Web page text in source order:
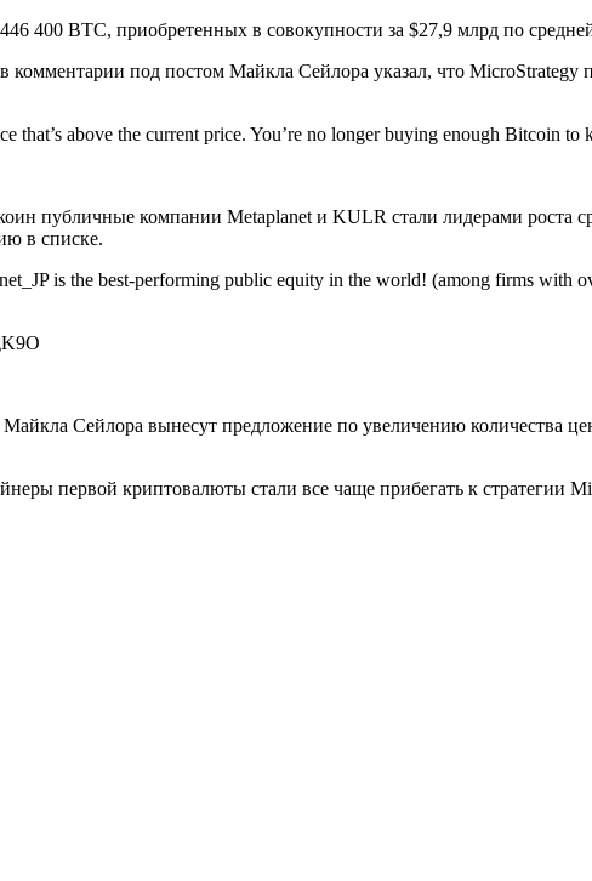
400 BTC, приобретенных в совокупности за $27,9 млрд по
под постом Майкла Сейлора указал, что MicroStrategy
that’s above the current price. You’re no longer buying enough Bitcoin to
публичные компании Metaplanet и KULR стали лидерами роста
в списке.
is the best-performing public equity in the world! (among firms with
Сейлора вынесут предложение по увеличению количества
первой криптовалюты стали все чаще прибегать к стратегии